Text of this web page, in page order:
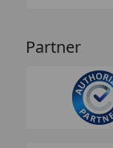
Partner